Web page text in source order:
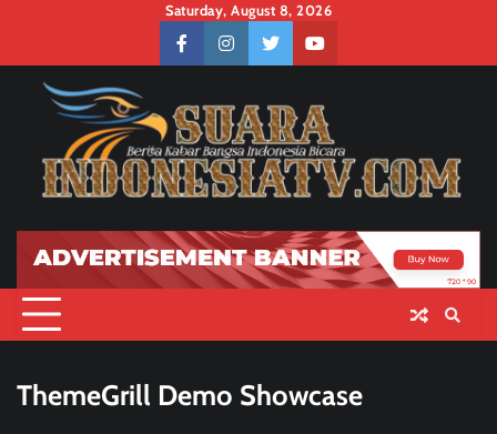
content
Saturday, August 8, 2026
facebookinstagramtwitteryoutube
ThemeGrill Demo Showcase